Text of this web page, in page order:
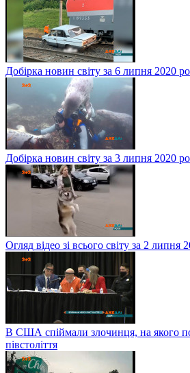
Добірка новин світу за 6 липня 2020
Добірка новин світу за 3 липня 2020
Огляд відео зі всього світу за 2 липня
В США спіймали злочинця, на якого
півстоліття